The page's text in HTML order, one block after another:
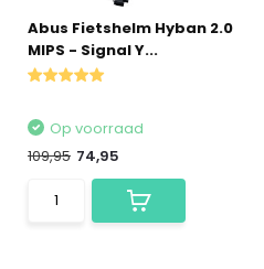
Abus Fietshelm Hyban 2.0
MIPS - Signal Y...
Op voorraad
109,95 74,95